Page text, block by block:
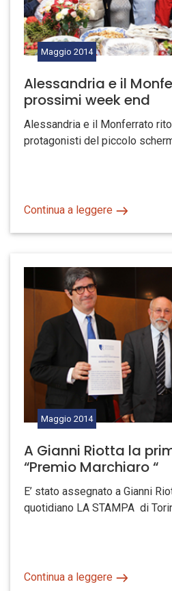
Maggio 2014
Alessandria e il
prossimi week end
Alessandria e il Monferrato
protagonisti del piccolo
Continua a leggere
Maggio 2014
A Gianni Riotta la
“Premio Marchiaro “
E’ stato assegnato a Gianni
quotidiano LA STAMPA di
Continua a leggere